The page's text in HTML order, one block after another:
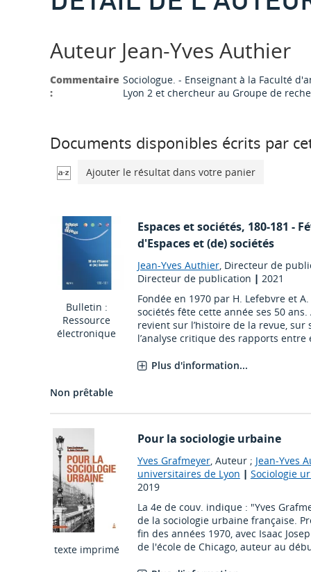
Auteur Jean-Yves Authier
Commentaire
:
Sociologue. - Enseignant à la Faculté
Lyon 2 et chercheur au Groupe de
Documents disponibles écrits par
Ajouter le résultat dans votre panier
Bulletin :
Ressource
électronique
Espaces et sociétés, 180-181 -
d'Espaces et (de) sociétés
Jean-Yves Authier, Directeur de
Directeur de publication | 2021
Fondée en 1970 par H. Lefebvre et
sociétés fête cette année ses 50
revient sur l’histoire de la revue,
l’analyse critique des rapports entre
Plus d'information...
Non prêtable
texte imprimé
Pour la sociologie urbaine
Yves Grafmeyer, Auteur ; Jean-Yves
universitaires de Lyon | Sociologie
2019
La 4e de couv. indique : "Yves
de la sociologie urbaine française.
fin des années 1970, avec Isaac
de l'école de Chicago, auteur au